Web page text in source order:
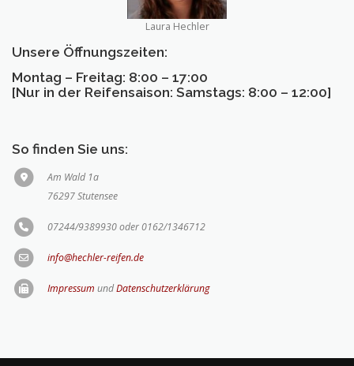
Laura Hechler
Unsere Öffnungszeiten:
Montag – Freitag: 8:00 – 17:00
[Nur in der Reifensaison: Samstags: 8:00 – 12:00]
So finden Sie uns:
Am Wald 1a
76297 Stutensee
07244/9389930 oder 0162/1346712
info@hechler-reifen.de
Impressum undDatenschutzerklärung